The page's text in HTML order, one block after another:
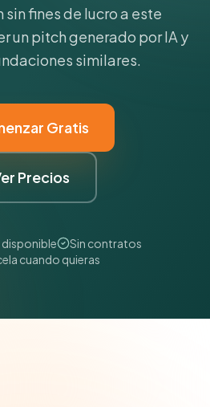
fines de lucro a este
un pitch generado por IA y
similares.
Gratis
Precios
Sin contratos
cuando quieras